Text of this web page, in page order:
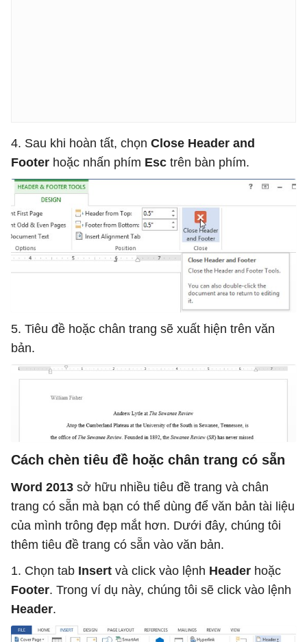
4. Sau khi hoàn tất, chọn Close Header and
Footer hoặc nhấn phím Esc trên bàn phím.
5. Tiêu đề hoặc chân trang sẽ xuất hiện trên văn
bản.
Cách chèn tiêu đề hoặc chân trang có sẵn
Word 2013 sở hữu nhiều tiêu đề trang và chân
trang có sẵn mà bạn có thể dùng để văn bản tài liệu
của mình trông đẹp mắt hơn. Dưới đây, chúng tôi
thêm tiêu đề trang có sẵn vào văn bản.
1. Chọn tab Insert và click vào lệnh Header hoặc
Footer. Trong ví dụ này, chúng tôi sẽ click vào lệnh
Header.